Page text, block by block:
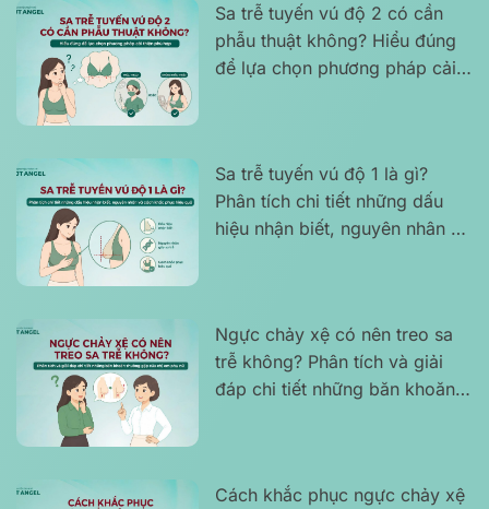
Sa trễ tuyến vú độ 2 có cần
phẫu thuật không? Hiểu đúng
để lựa chọn phương pháp cải
Sa trễ tuyến vú độ 1 là gì?
Phân tích chi tiết những dấu
hiệu nhận biết, nguyên nhân và
Ngực chảy xệ có nên treo sa
trễ không? Phân tích và giải
đáp chi tiết những băn khoăn
Cách khắc phục ngực chảy xệ